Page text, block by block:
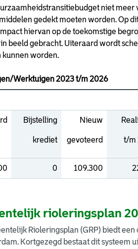
niet
gedekt moeten worden. Op
hiervan op de toekomstige
beeld gebracht. Uiteraard wordt
kunnen worden.
Bijstelling
krediet
Nieuw
gevoteerd t/m
0 109.300
rioleringsplan
Rioleringsplan (GRP) biedt
Kortgezegd bestaat dit systeem